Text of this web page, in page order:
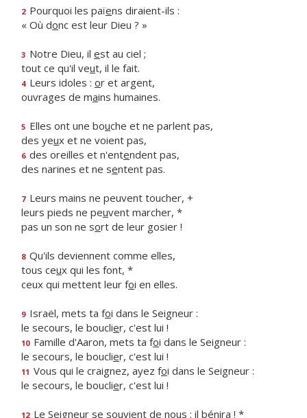
2 Pourquoi les païens diraient-ils :
« Où donc est leur Dieu ? »
3 Notre Dieu, il est au ciel ;
tout ce qu'il veut, il le fait.
4 Leurs idoles : or et argent,
ouvrages de mains humaines.
5 Elles ont une bouche et ne parlent pas,
des yeux et ne voient pas,
6 des oreilles et n'entendent pas,
des narines et ne sentent pas.
7 Leurs mains ne peuvent toucher, +
leurs pieds ne peuvent marcher, *
pas un son ne sort de leur gosier !
8 Qu'ils deviennent comme elles,
tous ceux qui les font, *
ceux qui mettent leur foi en elles.
9 Israël, mets ta foi dans le Seigneur :
le secours, le bouclier, c'est lui !
10 Famille d'Aaron, mets ta foi dans le Seigneur :
le secours, le bouclier, c'est lui !
11 Vous qui le craignez, ayez foi dans le Seigneur :
le secours, le bouclier, c'est lui !
12 Le Seigneur se souvient de nous : il bénira ! *